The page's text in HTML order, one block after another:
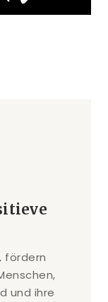
fördern
und ihre